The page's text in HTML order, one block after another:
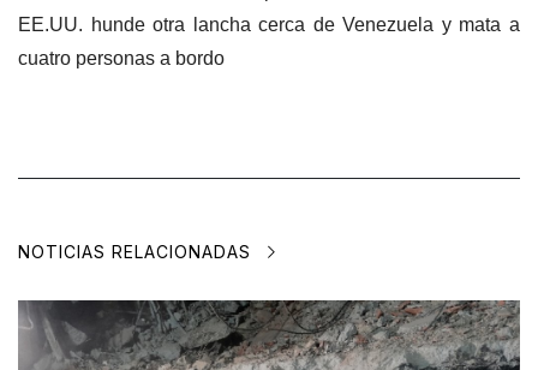
EE.UU. hunde otra lancha cerca de Venezuela y mata a
cuatro personas a bordo
NOTICIAS RELACIONADAS